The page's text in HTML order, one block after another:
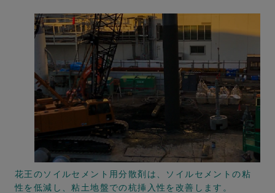
花王のソイルセメント用分散剤は、ソイルセメントの粘
性を低減し、粘土地盤での杭挿入性を改善します。